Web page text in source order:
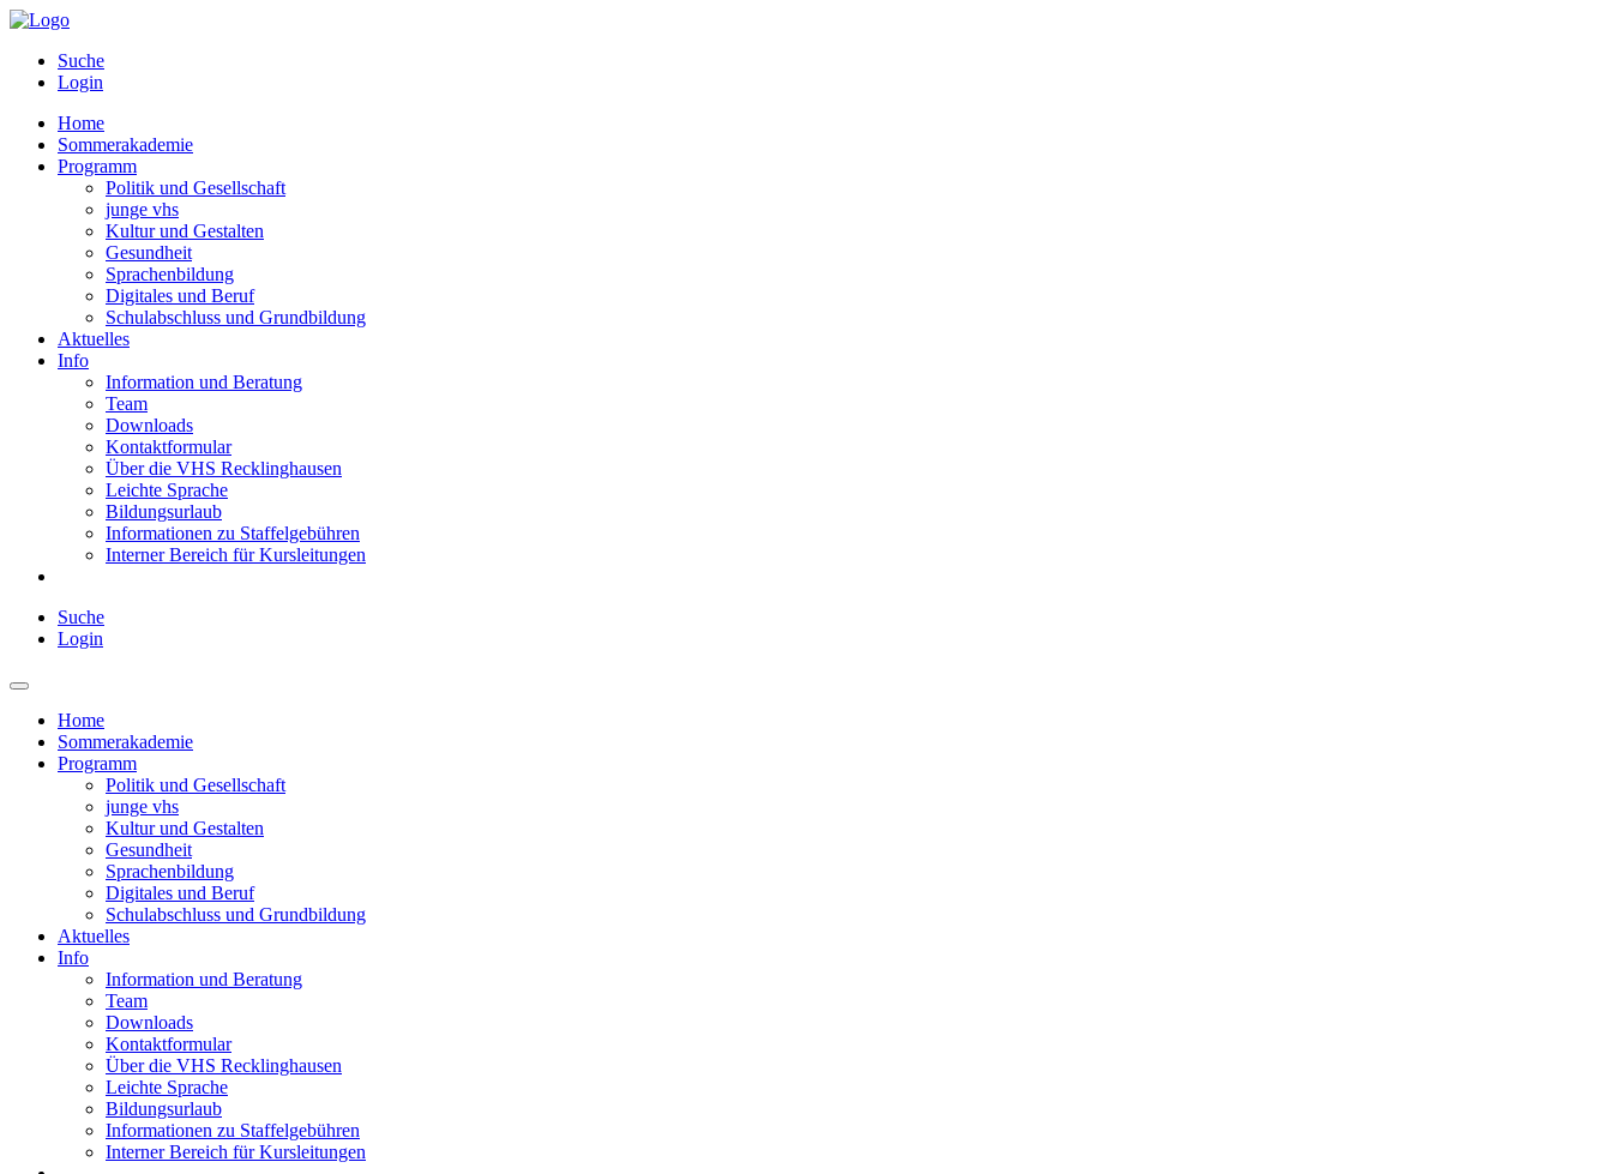
Suche
Login
Home
Sommerakademie
Programm
Politik und Gesellschaft
junge vhs
Kultur und Gestalten
Gesundheit
Sprachenbildung
Digitales und Beruf
Schulabschluss und Grundbildung
Aktuelles
Info
Information und Beratung
Team
Downloads
Kontaktformular
Über die VHS Recklinghausen
Leichte Sprache
Bildungsurlaub
Informationen zu Staffelgebühren
Interner Bereich für Kursleitungen
Suche
Login
Home
Sommerakademie
Programm
Politik und Gesellschaft
junge vhs
Kultur und Gestalten
Gesundheit
Sprachenbildung
Digitales und Beruf
Schulabschluss und Grundbildung
Aktuelles
Info
Information und Beratung
Team
Downloads
Kontaktformular
Über die VHS Recklinghausen
Leichte Sprache
Bildungsurlaub
Informationen zu Staffelgebühren
Interner Bereich für Kursleitungen